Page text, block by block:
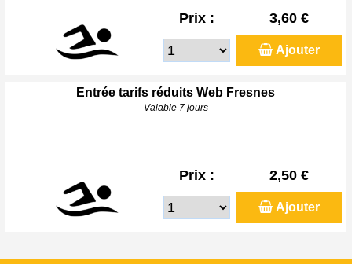
Prix : 3,60 €
Ajouter
Entrée tarifs réduits Web Fresnes
Valable 7 jours
Prix : 2,50 €
Ajouter